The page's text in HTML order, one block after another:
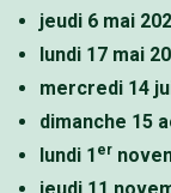
jeudi 6 mai
lundi 17 mai
mercredi 14
dimanche 15
lundi 1 er
jeudi 11